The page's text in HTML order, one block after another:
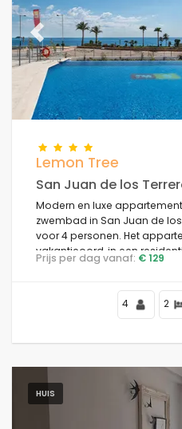
Nieuws (10)
Het beste onderbroken (3)
Luxe eigenschappen (3)
Weekend
Van de maand
Voor de familie
Voor koppels
Dichtbij het strand
Strandgebied (6)
Dichtbij golfcampos (2)
Dichtbij skisch hellingen
In de stadsruimte (8)
Speciale kortingen (0)
Previous
Lemon Tree
San Juan de los
Modern en luxe
zwembad in San Juan de
voor 4 personen. Het
vakantieoord, in een
dichtbij supermarkten en op
Prijs per dag vanaf: € 129
4 2
HUIS